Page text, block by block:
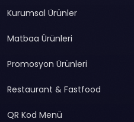
Kurumsal Ürünler
Matbaa Ürünleri
Promosyon Ürünleri
Restaurant & Fastfood
QR Kod Menü